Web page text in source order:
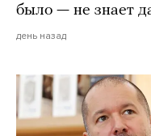
было — не знает
день назад